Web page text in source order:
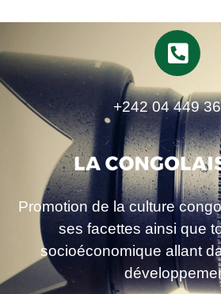
+242 04 449
Promotion de la culture
ses facettes ainsi que
socioéconomique allant